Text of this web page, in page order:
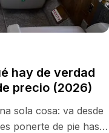
hay de verdad
precio (2026)
sola cosa: va desde
ponerte de pie hasta